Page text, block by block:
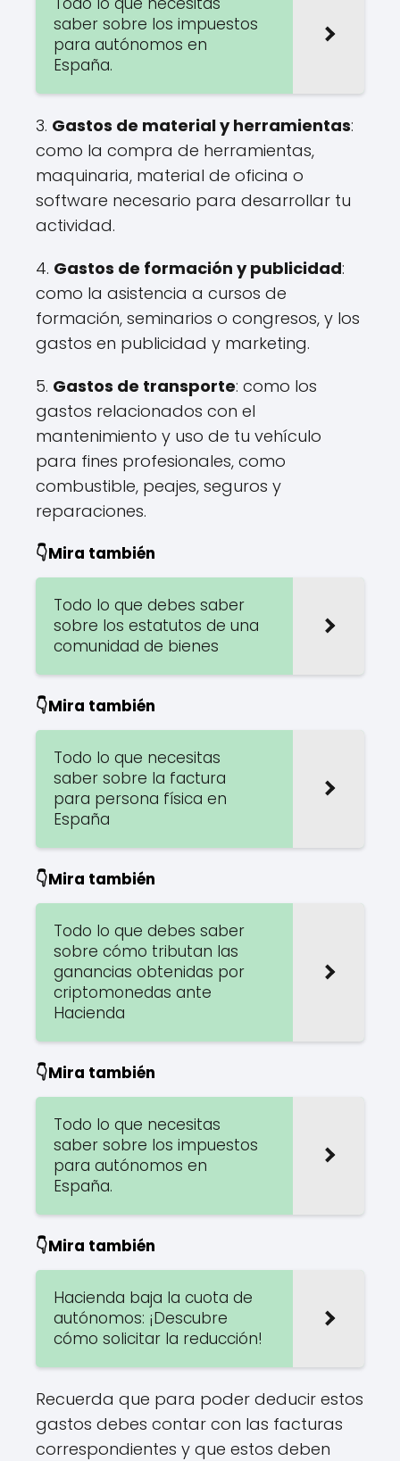
saber sobre los impuestos
para autónomos en
España.
3. Gastos de material y herramientas:
como la compra de herramientas,
maquinaria, material de oficina o
software necesario para desarrollar tu
actividad.
4. Gastos de formación y publicidad:
como la asistencia a cursos de
formación, seminarios o congresos, y los
gastos en publicidad y marketing.
5. Gastos de transporte: como los
gastos relacionados con el
mantenimiento y uso de tu vehículo
para fines profesionales, como
combustible, peajes, seguros y
reparaciones.
👇Mira también
Todo lo que debes saber
sobre los estatutos de una
comunidad de bienes
👇Mira también
Todo lo que necesitas
saber sobre la factura
para persona física en
España
👇Mira también
Todo lo que debes saber
sobre cómo tributan las
ganancias obtenidas por
criptomonedas ante
Hacienda
👇Mira también
Todo lo que necesitas
saber sobre los impuestos
para autónomos en
España.
👇Mira también
Hacienda baja la cuota de
autónomos: ¡Descubre
cómo solicitar la reducción!
Recuerda que para poder deducir estos
gastos debes contar con las facturas
correspondientes y que estos deben